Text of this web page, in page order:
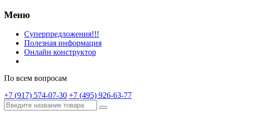
Меню
Суперпредложения!!!
Полезная информация
Онлайн конструктор
По всем вопросам
+7 (917) 574-07-30 +7 (495) 926-63-77